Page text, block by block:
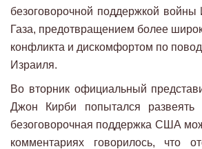
безоговорочной поддержкой войны
Газа, предотвращением более
конфликта и дискомфортом по
Израиля.
Во вторник официальный
Джон Кирби попытался
безоговорочная поддержка США
комментариях говорилось, что